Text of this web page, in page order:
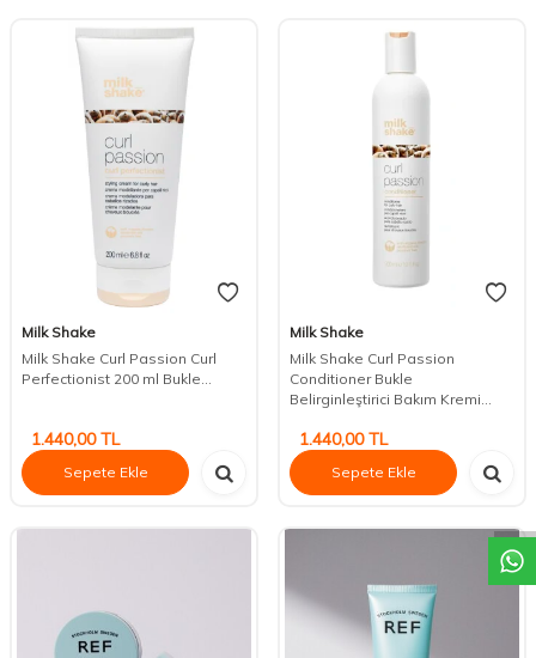
DESTEK
Milk Shake
Milk Shake Curl Passion Curl
Perfectionist 200 ml Bukle...
1.440,00TL
Sepete Ekle
Milk Shake
Milk Shake Curl Passion
Conditioner Bukle
Belirginleştirici Bakım Kremi...
1.440,00TL
Sepete Ekle